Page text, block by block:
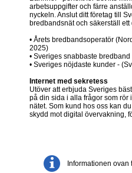
arbetsuppgifter och färre
nyckeln. Anslut ditt företag till
bredbandsnät och säkerställ
• Årets bredbandsoperatör
2025)
• Sveriges snabbaste
• Sveriges nöjdaste kunder -
Internet med sekretess
Utöver att erbjuda Sveriges
på din sida i alla frågor som rör
nätet. Som kund hos oss kan
skydd mot digital övervakning,
Informationen